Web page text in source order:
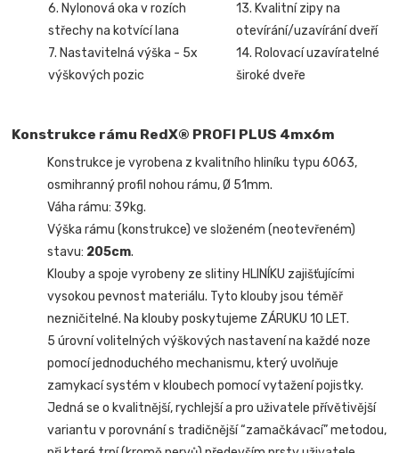
6. Nylonová oka v rozích
střechy na kotvící lana
7. Nastavitelná výška - 5x
výškových pozic
13. Kvalitní zipy na
otevírání/uzavírání dveří
14. Rolovací uzavíratelné
široké dveře
Konstrukce rámu RedX® PROFI PLUS 4mx6m
Konstrukce je vyrobena z kvalitního hliníku typu 6063,
osmihranný profil nohou rámu, Ø 51mm.
Váha rámu: 39kg.
Výška rámu (konstrukce) ve složeném (neotevřeném)
stavu: 205cm.
Klouby a spoje vyrobeny ze slitiny HLINÍKU zajišťujícími
vysokou pevnost materiálu. Tyto klouby jsou téměř
nezničitelné. Na klouby poskytujeme ZÁRUKU 10 LET.
5 úrovní volitelných výškových nastavení na každé noze
pomocí jednoduchého mechanismu, který uvolňuje
zamykací systém v kloubech pomocí vytažení pojistky.
Jedná se o kvalitnější, rychlejší a pro uživatele přívětivější
variantu v porovnání s tradičnější “zamačkávací” metodou,